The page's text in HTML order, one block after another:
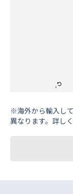
※海外から輸⼊し
異なります。詳し